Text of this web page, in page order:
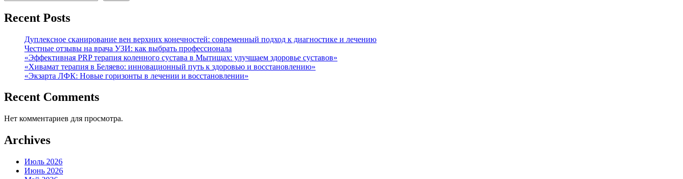
Recent Posts
Дуплексное сканирование вен верхних конечностей: современный подход к диагностике и лечению
Честные отзывы на врача УЗИ: как выбрать профессионала
«Эффективная PRP терапия коленного сустава в Мытищах: улучшаем здоровье суставов»
«Хивамат терапия в Беляево: инновационный путь к здоровью и восстановлению»
«Экзарта ЛФК: Новые горизонты в лечении и восстановлении»
Recent Comments
Нет комментариев для просмотра.
Archives
Июль 2026
Июнь 2026